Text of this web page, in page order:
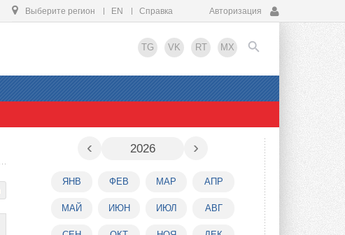
Выберите регион EN Справка Авторизация
TG VK RT MX
EN
‹ 2026 ›
ЯНВ ФЕВ МАР АПР
МАЙ ИЮН ИЮЛ АВГ